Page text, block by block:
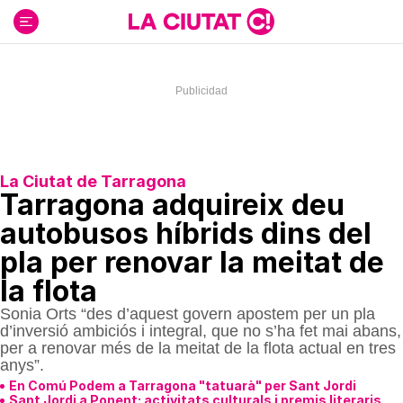
contenido
La Ciutat de Tarragona
Tarragona adquireix deu
autobusos híbrids dins del
pla per renovar la meitat de
la flota
Sonia Orts “des d’aquest govern apostem per un pla
d’inversió ambiciós i integral, que no s’ha fet mai abans,
per a renovar més de la meitat de la flota actual en tres
anys”.
En Comú Podem a Tarragona "tatuarà" per Sant Jordi
Sant Jordi a Ponent: activitats culturals i premis literaris